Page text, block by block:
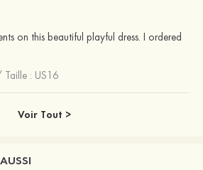
on this beautiful playful dress. I ordered
Taille : US16
Voir Tout >